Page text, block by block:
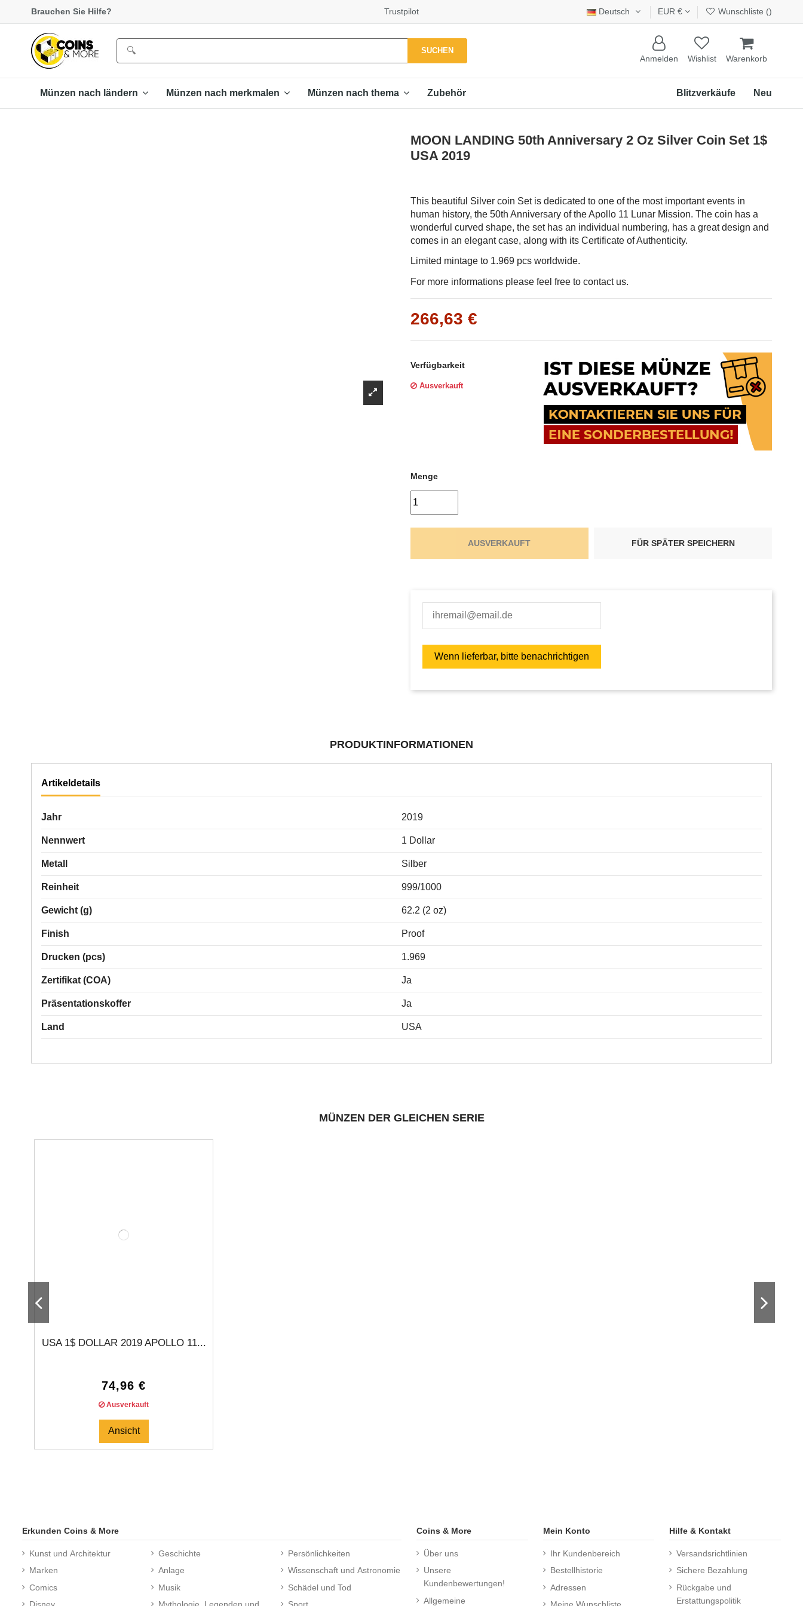
Γ
Brauchen Sie Hilfe? Trustpilot Deutsch EUR € Wunschliste ()
SUCHEN
Anmelden Wishlist Warenkorb
Münzen nach ländern Münzen nach merkmalen Münzen nach thema Zubehör Neu
Blitzverkäufe
MOON LANDING 50th Anniversary 2 Oz Silver Coin Set 1$
USA 2019
This beautiful Silver coin Set is dedicated to one of the most important events in
human history, the 50th Anniversary of the Apollo 11 Lunar Mission. The coin has a
wonderful curved shape, the set has an individual numbering, has a great design and
comes in an elegant case, along with its Certificate of Authenticity.
Limited mintage to 1.969 pcs worldwide.
For more informations please feel free to contact us.
266,63 €
Verfügbarkeit
Ausverkauft
Menge
AUSVERKAUFT FÜR SPÄTER SPEICHERN
PRODUKTINFORMATIONEN
Artikeldetails
Jahr 2019
Nennwert 1 Dollar
Metall Silber
Reinheit 999/1000
Gewicht (g) 62.2 (2 oz)
Finish Proof
Drucken (pcs) 1.969
Zertifikat (COA) Ja
Präsentationskoffer Ja
Land USA
MÜNZEN DER GLEICHEN SERIE
USA 1$ DOLLAR 2019 APOLLO 11...
74,96 €
Ausverkauft
Ansicht
Erkunden Coins & More
Kunst und Architektur
Marken
Comics
Geschichte
Anlage
Musik
Persönlichkeiten
Wissenschaft und Astronomie
Schädel und Tod
Coins & More
Über uns
Unsere
Kundenbewertungen!
Allgemeine
Mein Konto
Ihr Kundenbereich
Bestellhistorie
Adressen
Hilfe & Kontakt
Versandsrichtlinien
Sichere Bezahlung
Rückgabe und
Erstattungspolitik